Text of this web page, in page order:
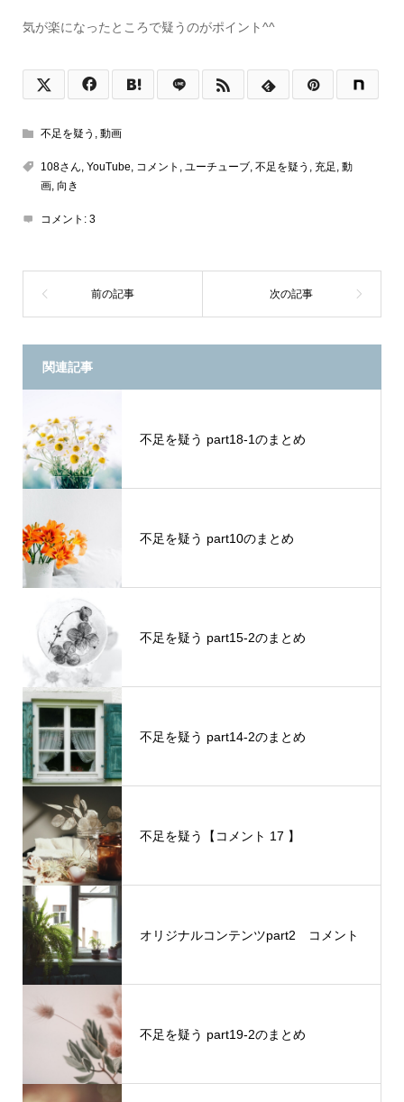
気が楽になったところで疑うのがポイント^^
不足を疑う , 動画
108さん, YouTube, コメント , ユーチューブ, 不足を疑う , 充足 , 動
画, 向き
コメント: 3
関連記事
不足を疑う part18-1のまとめ
不足を疑う part10のまとめ
不足を疑う part15-2のまとめ
不足を疑う part14-2のまとめ
不足を疑う【コメント 17 】
オリジナルコンテンツpart2 コメント
不足を疑う part19-2のまとめ